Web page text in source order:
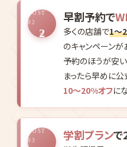
COST
02
2
早割予約で
多くの店舗で1〜
のキャンペーン
予約のほうが安
まったら早めに公
10〜20%オフに
COST
03
学割プランで